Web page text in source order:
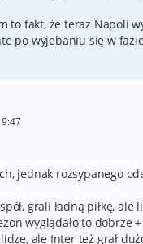
to fakt, że teraz Napoli
po wyjebaniu się w
jednak rozsypanego
grali ładną piłkę,
wyglądało to dobrze
ale Inter też grał